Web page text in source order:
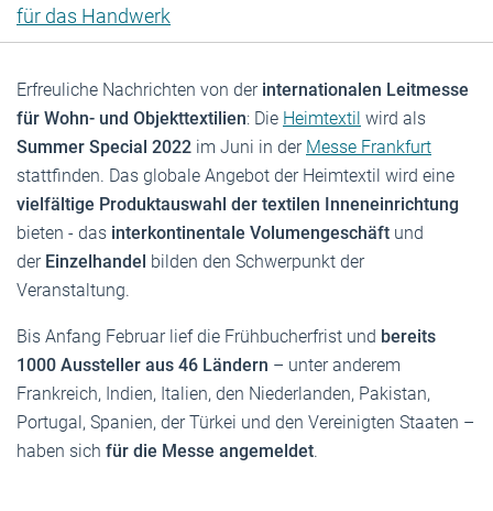
für das Handwerk
Erfreuliche Nachrichten von der internationalen Leitmesse
für Wohn- und Objekttextilien: Die Heimtextil wird als
Summer Special 2022 im Juni in der Messe Frankfurt
stattfinden. Das globale Angebot der Heimtextil wird eine
vielfältige Produktauswahl der textilen Inneneinrichtung
bieten - das interkontinentale Volumengeschäft und
der Einzelhandel bilden den Schwerpunkt der
Veranstaltung.
Bis Anfang Februar lief die Frühbucherfrist und bereits
1000 Aussteller aus 46 Ländern – unter anderem
Frankreich, Indien, Italien, den Niederlanden, Pakistan,
Portugal, Spanien, der Türkei und den Vereinigten Staaten –
haben sich für die Messe angemeldet.